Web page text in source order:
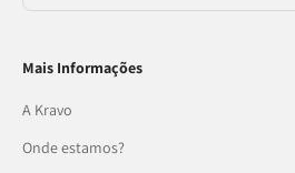
Mais Informações
A Kravo
Onde estamos?